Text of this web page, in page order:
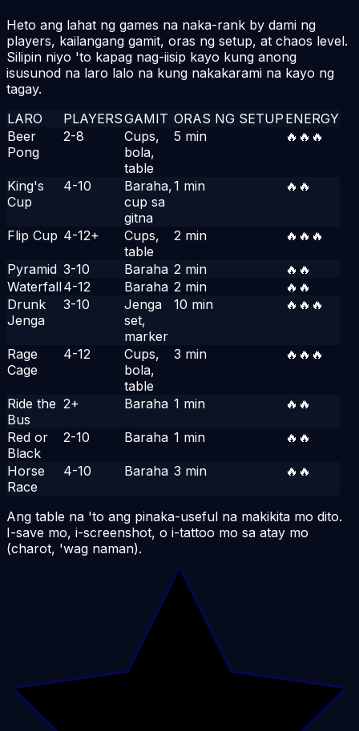
Heto ang lahat ng games na naka-rank by dami ng
players, kailangang gamit, oras ng setup, at chaos level.
Silipin niyo 'to kapag nag-iisip kayo kung anong
isusunod na laro lalo na kung nakakarami na kayo ng
tagay.
LARO
PLAYERSGAMIT ORAS NG SETUP ENERGY
Beer
Pong
2-8
Cups,
bola,
table
5 min 🔥🔥🔥
King's
Cup
4-10
Baraha,
cup sa
gitna
1 min 🔥🔥
Flip Cup 4-12+
Cups,
table
2 min 🔥🔥🔥
Pyramid 3-10 Baraha 2 min 🔥🔥
Waterfall4-12 Baraha 2 min 🔥🔥
Drunk
Jenga
3-10
Jenga
set,
marker
10 min 🔥🔥🔥
Rage
Cage
4-12
Cups,
bola,
table
3 min 🔥🔥🔥
Ride the
Bus
2+ Baraha 1 min 🔥🔥
Red or
Black
2-10 Baraha 1 min 🔥🔥
Horse
Race
4-10 Baraha 3 min 🔥🔥
Ang table na 'to ang pinaka-useful na makikita mo dito.
I-save mo, i-screenshot, o i-tattoo mo sa atay mo
(charot, 'wag naman).